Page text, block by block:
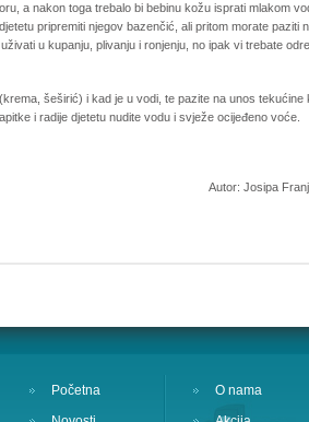
a nakon toga trebalo bi bebinu kožu isprati mlakom
pripremiti njegov bazenčić, ali pritom morate paziti
u kupanju, plivanju i ronjenju, no ipak vi trebate
šeširić) i kad je u vodi, te pazite na unos tekućine
i radije djetetu nudite vodu i svježe ocijeđeno voće.
Franjić
Početna
O nama